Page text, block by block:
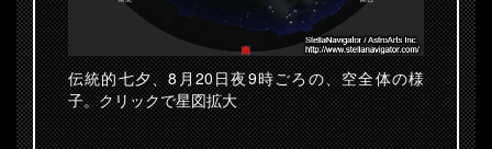
伝統的七夕、8月20日夜9時ごろの、空全体の様
子。クリックで星図拡大